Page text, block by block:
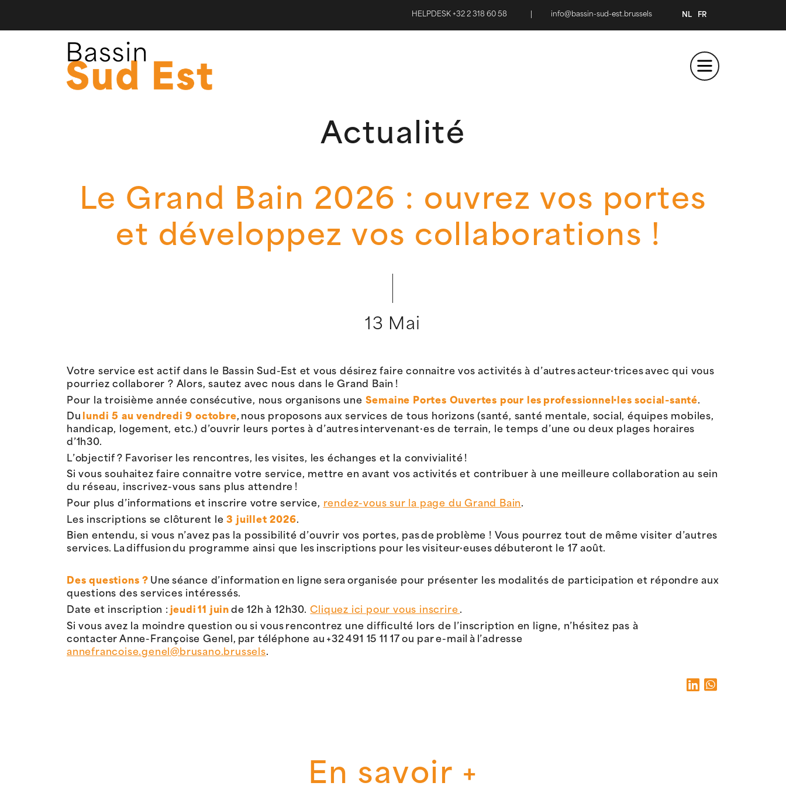
HELPDESK +32 2 318 60 58 info@bassin-sud-est.brussels NL FR
Actualité
Le Grand Bain 2026 : ouvrez vos portes
et développez vos collaborations !
13 Mai
Votre service est actif dans le Bassin Sud-Est et vous désirez faire connaitre vos activités à d’autres acteur·trices avec qui vous
pourriez collaborer ? Alors, sautez avec nous dans le Grand Bain !
Pour la troisième année consécutive, nous organisons une Semaine Portes Ouvertes pour les professionnel·les social-santé.
Du
lundi 5 au vendredi 9 octobre, nous proposons aux services de tous horizons (santé, santé mentale, social, équipes mobiles,
handicap, logement, etc.) d’ouvrir leurs portes à d’autres intervenant·es de terrain, le temps d’une ou deux plages horaires
d’1h30.
L’objectif ? Favoriser les rencontres, les visites, les échanges et la convivialité !
Si vous souhaitez faire connaitre votre service, mettre en avant vos activités et contribuer à une meilleure collaboration au sein
du réseau, inscrivez-vous sans plus attendre !
Pour plus d’informations et inscrire votre service, rendez-vous sur la page du Grand Bain.
Les inscriptions se clôturent le3 juillet 2026.
Bien entendu, si vous n’avez pas la possibilité d’ouvrir vos portes, pas de problème ! Vous pourrez tout de même visiter d’autres
services. La diffusion du programme ainsi que les inscriptions pour les visiteur·euses débuteront le 17 août.
Des questions ? Une séance d’information en ligne sera organisée pour présenter les modalités de participation et répondre aux
questions des services intéressés.
Date et inscription : jeudi 11 juin de 12h à 12h30.Cliquez ici pour vous inscrire .
Si vous avez la moindre question ou si vous rencontrez une difficulté lors de l’inscription en ligne, n’hésitez pas à
contacter Anne-Françoise Genel, par téléphone au +32 491 15 11 17 ou par e-mail à l’adresse
annefrancoise.genel@brusano.brussels.
En savoir +